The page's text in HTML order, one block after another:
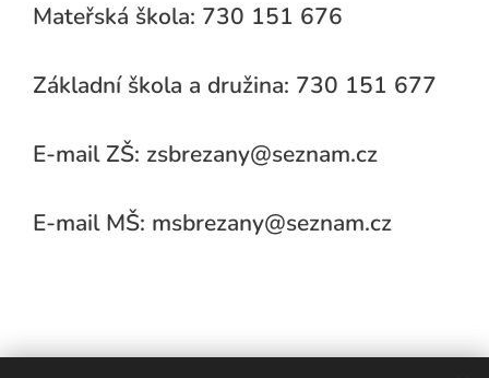
Mateřská škola: 730 151 676
Základní škola a družina: 730 151 677
E-mail ZŠ: zsbrezany@seznam.cz
E-mail MŠ: msbrezany@seznam.cz